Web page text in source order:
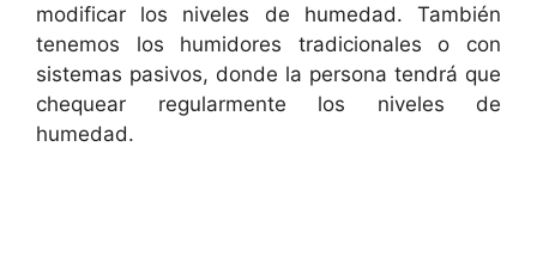
i
d
modificar los niveles de humedad. También
tenemos los humidores tradicionales o con
sistemas pasivos, donde la persona tendrá que
chequear regularmente los niveles de
humedad.